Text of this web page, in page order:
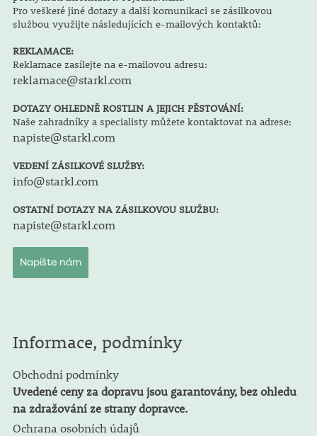
Pro veškeré jiné dotazy a další komunikaci se zásilkovou
službou využijte následujících e-mailových kontaktů:
REKLAMACE:
Reklamace zasílejte na e-mailovou adresu:
reklamace@starkl.com
DOTAZY OHLEDNĚ ROSTLIN A JEJICH PĚSTOVÁNÍ:
Naše zahradníky a specialisty můžete kontaktovat na adrese:
napiste@starkl.com
VEDENÍ ZÁSILKOVÉ SLUŽBY:
info@starkl.com
OSTATNÍ DOTAZY NA ZÁSILKOVOU SLUŽBU:
napiste@starkl.com
Napište nám
Informace, podmínky
Obchodní podmínky
Uvedené ceny za dopravu jsou garantovány, bez ohledu
na zdražování ze strany dopravce.
Ochrana osobních údajů